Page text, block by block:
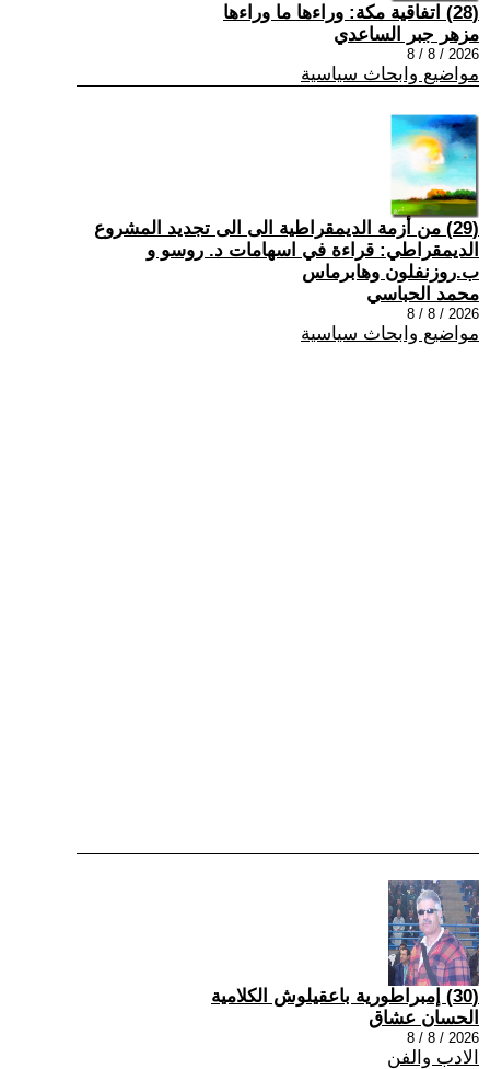
(28) اتفاقية مكة: وراءها ما وراءها
مزهر جبر الساعدي
2026 / 8 / 8
مواضيع وابحاث سياسية
(29) من أزمة الديمقراطية الى الى تجديد المشروع
الديمقراطي: قراءة في اسهامات د. روسو و
ب.روزنفلون وهابرماس
محمد الحباسي
2026 / 8 / 8
مواضيع وابحاث سياسية
(30) إمبراطورية باعقيلوش الكلامية
الحسان عشاق
2026 / 8 / 8
الادب والفن